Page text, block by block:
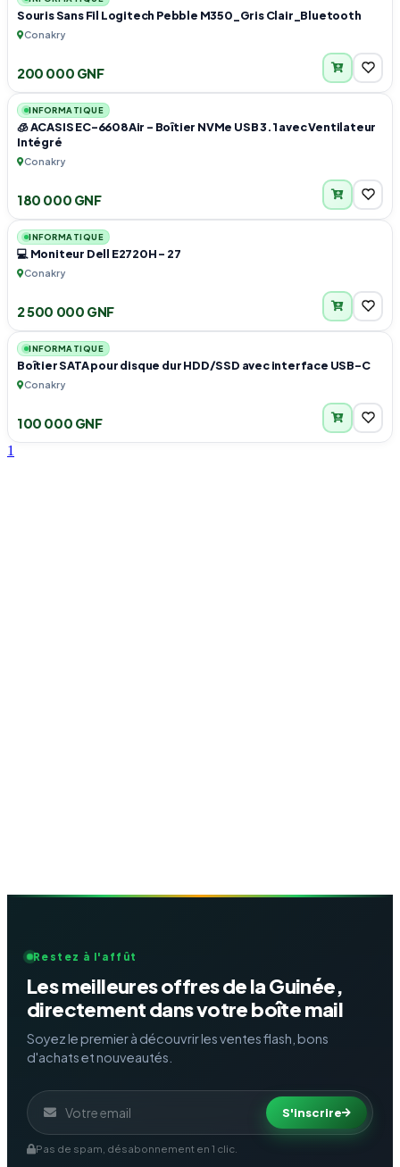
Souris Sans Fil Logitech Pebble M350_Gris Clair_Bluetooth
Conakry
200 000 GNF
INFORMATIQUE
🧊 ACASIS EC-6608Air – Boîtier NVMe USB 3.1 avec Ventilateur
Intégré
Conakry
180 000 GNF
INFORMATIQUE
💻 Moniteur Dell E2720H – 27
Conakry
2 500 000 GNF
INFORMATIQUE
Boîtier SATA pour disque dur HDD/SSD avec interface USB-C
Conakry
100 000 GNF
1
Restez à l'affût
Les meilleures offres de la Guinée,
directement dans votre boîte mail
Soyez le premier à découvrir les ventes flash, bons
d'achats et nouveautés.
S'inscrire
Pas de spam, désabonnement en 1 clic.